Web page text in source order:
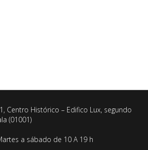
Centro Histórico – Edifico Lux, segundo
(01001)
a sábado de 10 A 19 h